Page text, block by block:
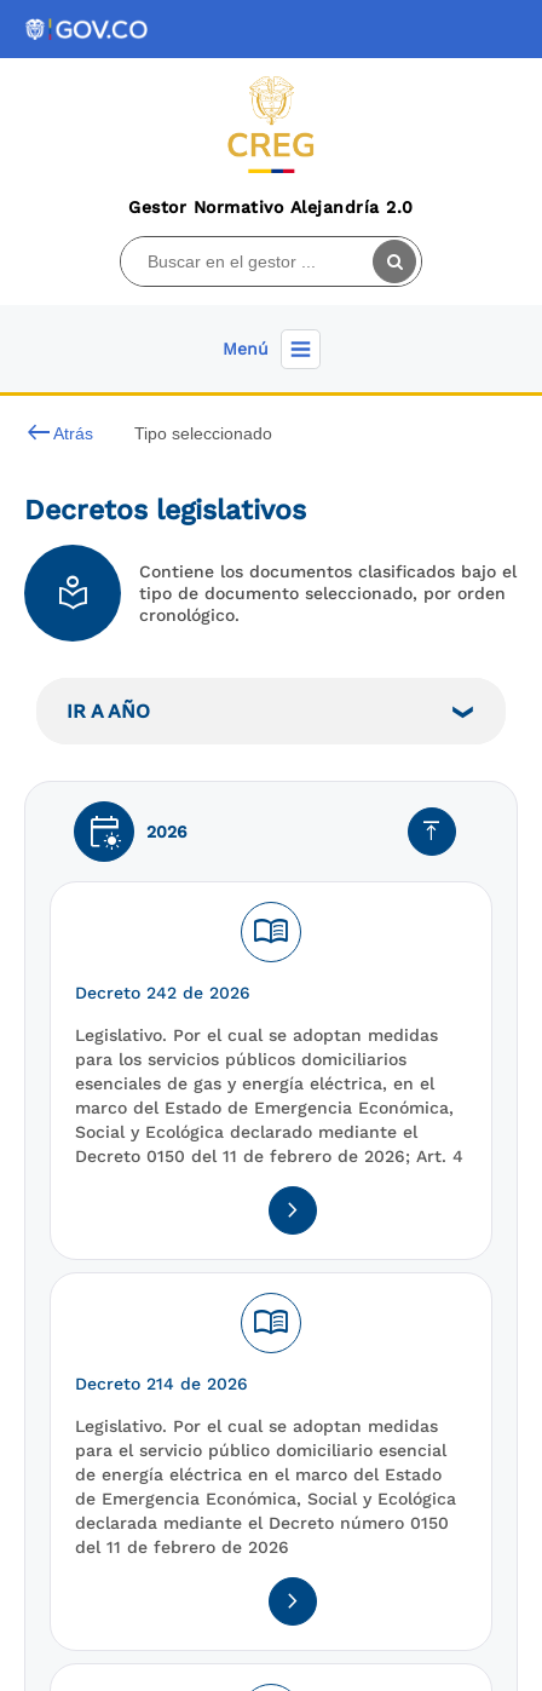
Gestor Normativo Alejandría 2.0
Menú
keyboard_backspaceAtrás Tipo seleccionado
local_library
Decretos legislativos
Contiene los documentos clasificados bajo el
tipo de documento seleccionado, por orden
cronológico.
IR A AÑO
early_on 2026 vertical_align_top
menu_book
Decreto 242 de 2026
Legislativo. Por el cual se adoptan medidas
para los servicios públicos domiciliarios
esenciales de gas y energía eléctrica, en el
marco del Estado de Emergencia Económica,
Social y Ecológica declarado mediante el
Decreto 0150 del 11 de febrero de 2026; Art. 4
navigate_next
menu_book
Decreto 214 de 2026
Legislativo. Por el cual se adoptan medidas
para el servicio público domiciliario esencial
de energía eléctrica en el marco del Estado
de Emergencia Económica, Social y Ecológica
declarada mediante el Decreto número 0150
del 11 de febrero de 2026
navigate_next